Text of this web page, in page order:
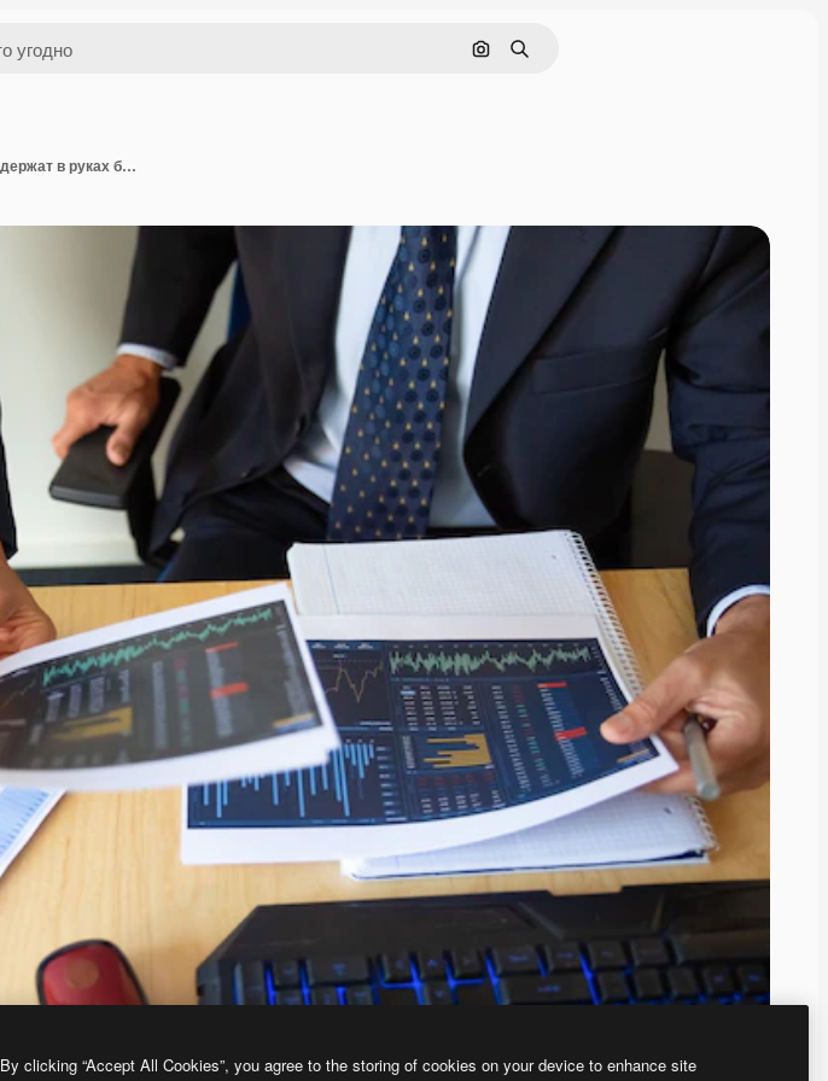
Поиск по изображению
Поиск
Инвестор и трейдер обсуждают статистические данные, держат в руках бумаги с финансовыми диаграммами и ручкой. Обрезанный снимок. Работа брокера или торговая концепция
By clicking “Accept All Cookies”, you agree to the storing of cookies on your device to enhance site